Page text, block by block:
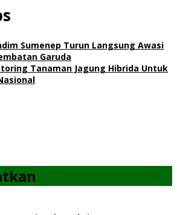
Sumenep Turun Langsung Awasi
Garuda
Tanaman Jagung Hibrida Untuk